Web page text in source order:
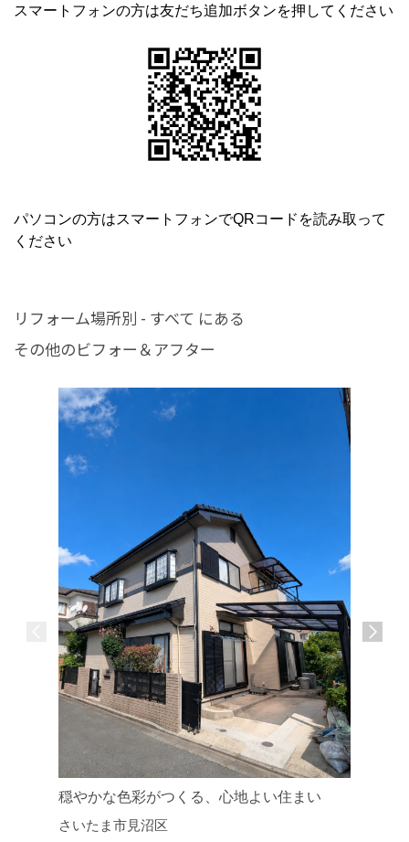
スマートフォンの方は友だち追加ボタンを押してください
パソコンの方はスマートフォンでQRコードを読み取って
ください
リフォーム場所別 - すべて にある
その他のビフォー＆アフター
穏やかな色彩がつくる、心地よい住まい
さいたま市見沼区